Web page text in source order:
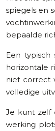
spiegels en
bepaalde
Een
horizontale
niet correct
volledige
Je kunt zelf
werking